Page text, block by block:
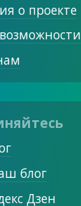
о проекте
блог
Дзен